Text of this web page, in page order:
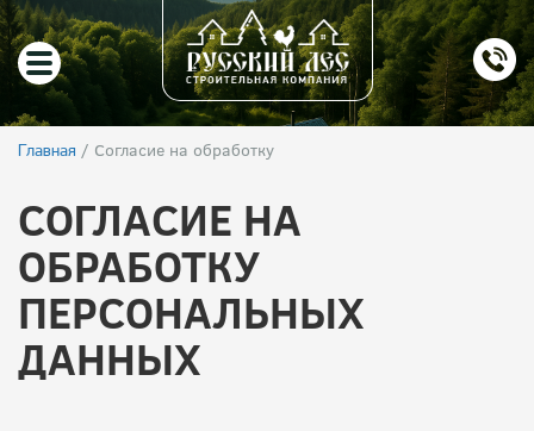
Главная / Согласие на обработку
СОГЛАСИЕ НА
ОБРАБОТКУ
ПЕРСОНАЛЬНЫХ
ДАННЫХ